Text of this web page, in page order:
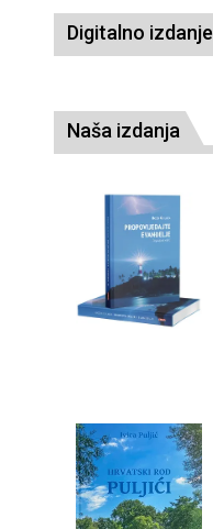
Digitalno izdanje
Naša izdanja